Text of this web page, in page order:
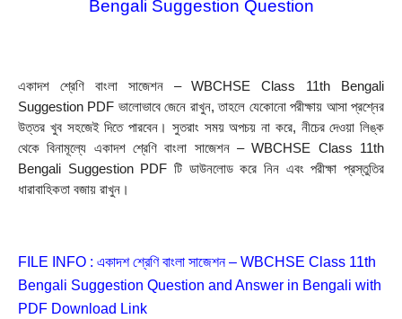
Bengali Suggestion Question
একাদশ শ্রেণি বাংলা সাজেশন – WBCHSE Class 11th Bengali
Suggestion PDF ভালোভাবে জেনে রাখুন, তাহলে যেকোনো পরীক্ষায় আসা প্রশ্নের
উত্তর খুব সহজেই দিতে পারবেন। সুতরাং সময় অপচয় না করে, নীচের দেওয়া লিঙ্ক
থেকে বিনামূল্যে একাদশ শ্রেণি বাংলা সাজেশন – WBCHSE Class 11th
Bengali Suggestion PDF টি ডাউনলোড করে নিন এবং পরীক্ষা প্রস্তুতির
ধারাবাহিকতা বজায় রাখুন।
FILE INFO : একাদশ শ্রেণি বাংলা সাজেশন – WBCHSE Class 11th
Bengali Suggestion Question and Answer in Bengali with
PDF Download Link